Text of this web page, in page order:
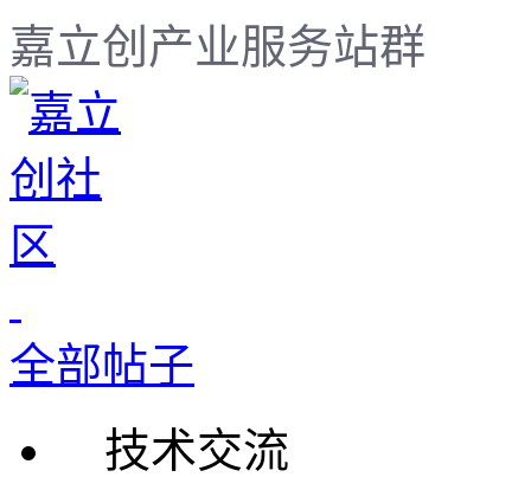
嘉立创产业服务站群
全部帖子
技术交流